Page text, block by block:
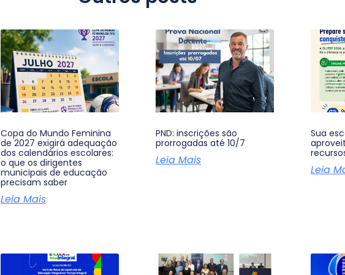
Copa do Mundo Feminina
de 2027 exigirá adequação
dos calendários escolares:
o que os dirigentes
municipais de educação
precisam saber
Leia Mais
PND: inscrições são
prorrogadas até 10/7
Leia Mais
Sua
Leia